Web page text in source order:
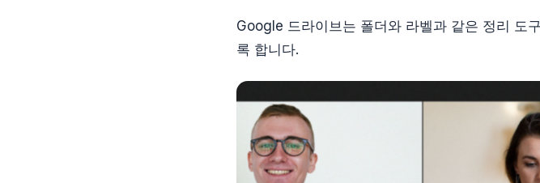
Google 드라이브는 폴더와 라벨과 같은 정리 도
록 합니다.